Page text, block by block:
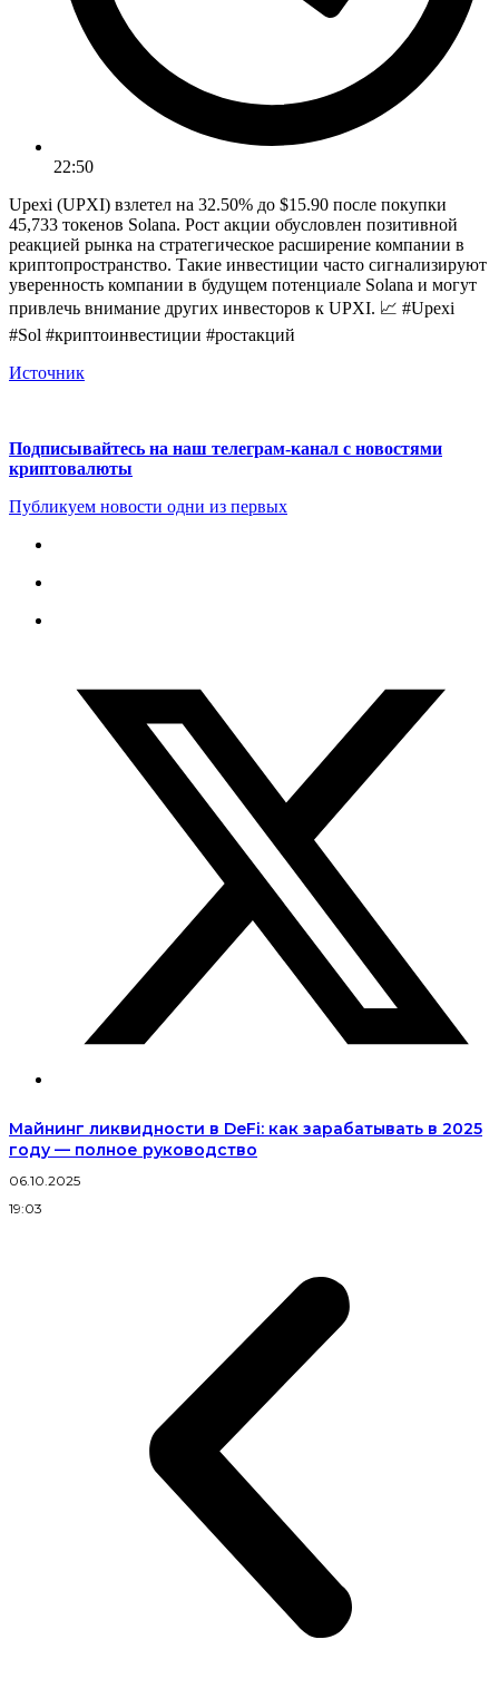
22:50
Upexi (UPXI) взлетел на 32.50% до $15.90 после покупки
45,733 токенов Solana. Рост акции обусловлен позитивной
реакцией рынка на стратегическое расширение компании в
криптопространство. Такие инвестиции часто сигнализируют
уверенность компании в будущем потенциале Solana и могут
привлечь внимание других инвесторов к UPXI. 📈 #Upexi
#Sol #криптоинвестиции #ростакций
Источник
Подписывайтесь на наш телеграм-канал с новостями
криптовалюты
Публикуем новости одни из первых
Майнинг ликвидности в DeFi: как зарабатывать в 2025
году — полное руководство
06.10.2025
19:03